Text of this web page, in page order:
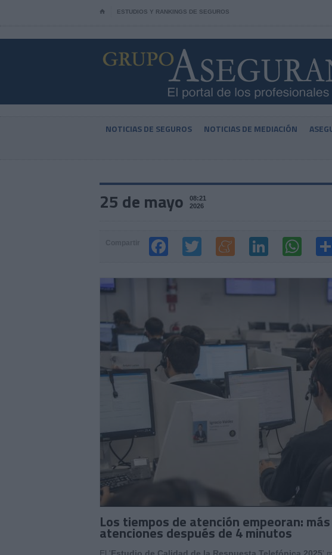
⌂ ESTUDIOS Y RANKINGS DE SEGUROS
NOTICIAS DE SEGUROS NOTICIAS DE MEDIACIÓN
25 de mayo
08:21
2026
Los tiempos de atención empeoran:
atenciones después de 4 minutos